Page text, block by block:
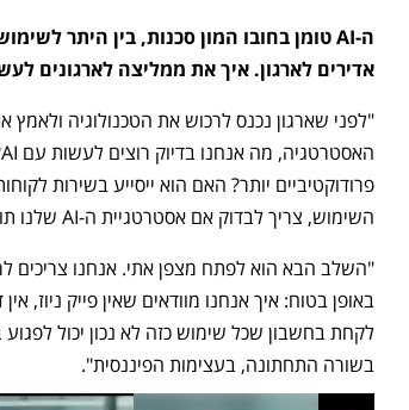
אדירים לארגון. איך את ממליצה לארגונים
השימוש, צריך לבדוק אם אסטרטגיית ה-AI שלנו תומכת באסטרטגיה הארגונית.
בשורה התחתונה, בעצימות הפיננסית".